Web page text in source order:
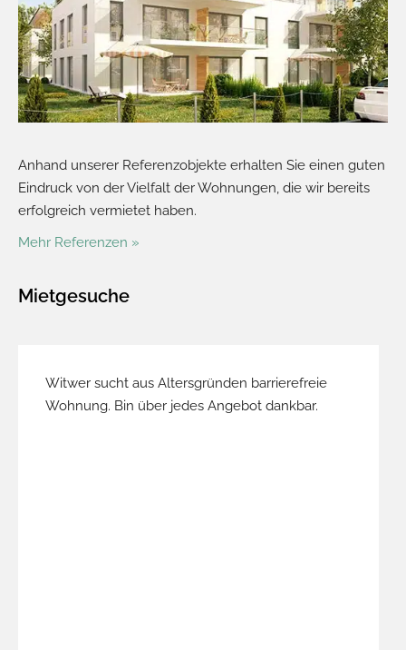
Anhand unserer Referenzobjekte erhalten Sie einen guten
Eindruck von der Vielfalt der Wohnungen, die wir bereits
erfolgreich vermietet haben.
Mehr Referenzen »
Mietgesuche
Witwer sucht aus Altersgründen barrierefreie
Wohnung. Bin über jedes Angebot dankbar.